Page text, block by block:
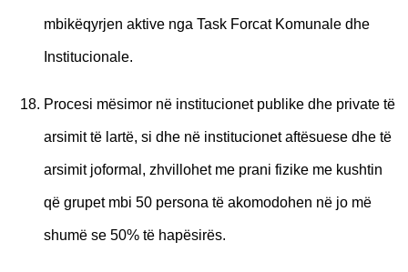
mbikëqyrjen aktive nga Task Forcat Komunale dhe
Institucionale.
Procesi mësimor në institucionet publike dhe private të
arsimit të lartë, si dhe në institucionet aftësuese dhe të
arsimit joformal, zhvillohet me prani fizike me kushtin
që grupet mbi 50 persona të akomodohen në jo më
shumë se 50% të hapësirës.